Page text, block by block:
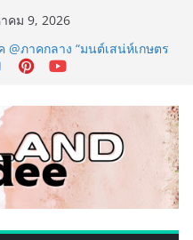
คม 9, 2026
@ภาคกลาง “มนต์เสน่ห์เกษตร
นชิม ช้อป สินค้าเกษตร
to the World Season
ESG Tourism สืบสานพระ
องเที่ยวไทยอย่างยั่งยืน
นโลยี (ไทยแลนด์) เปิดโรงงาน
ยายฐานการผลิตสู่เอเชียตะวัน
ศาสตร์ระดับโลก
ยเกม ไทย ปะทะ ฟิลิปปินส์ ใน
เปิดสงครามกิลด์ข้ามประเทศ